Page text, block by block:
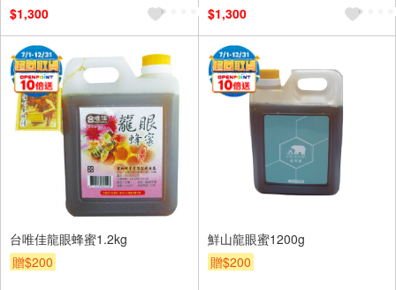
$1,300 $1,300
台唯佳龍眼蜂蜜1.2kg
贈$200
鮮山龍眼蜜1200g
贈$200